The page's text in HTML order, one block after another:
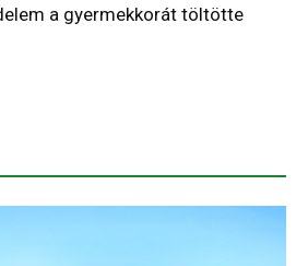
a gyermekkorát töltötte